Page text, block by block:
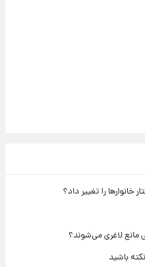
را تغییر داد؟
لاغری می‌شوند؟
باشید